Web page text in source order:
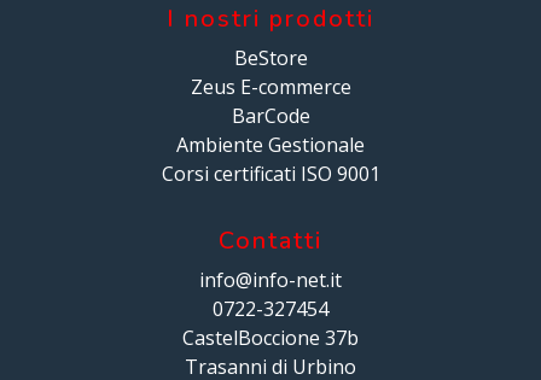
I nostri prodotti
BeStore
Zeus E-commerce
BarCode
Ambiente Gestionale
Corsi certificati ISO 9001
Contatti
info@info-net.it
0722-327454
CastelBoccione 37b
Trasanni di Urbino